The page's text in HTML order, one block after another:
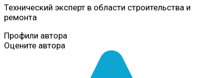
Технический эксперт в области строительства и
ремонта
Профили автора
Оцените автора